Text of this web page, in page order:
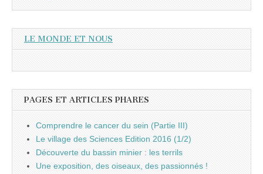
LE MONDE ET NOUS
PAGES ET ARTICLES PHARES
Comprendre le cancer du sein (Partie III)
Le village des Sciences Edition 2016 (1/2)
Découverte du bassin minier : les terrils
Une exposition, des oiseaux, des passionnés !